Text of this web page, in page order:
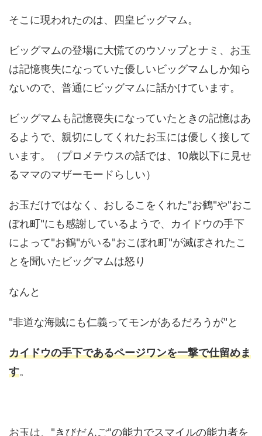
そこに現われたのは、四皇ビッグマム。
ビッグマムの登場に大慌てのウソップとナミ、お玉
は記憶喪失になっていた優しいビッグマムしか知ら
ないので、普通にビッグマムに話かけています。
ビッグマムも記憶喪失になっていたときの記憶はあ
るようで、親切にしてくれたお玉には優しく接して
います。（プロメテウスの話では、10歳以下に見せ
るママのマザーモードらしい）
お玉だけではなく、おしるこをくれた"お鶴"や"おこ
ぼれ町"にも感謝しているようで、カイドウの手下
によって"お鶴"がいる"おこぼれ町"が滅ぼされたこ
とを聞いたビッグマムは怒り
なんと
"非道な海賊にも仁義ってモンがあるだろうが"と
カイドウの手下であるページワンを一撃で仕留めま
す。
お玉は、"きびだんご"の能力でスマイルの能力者を